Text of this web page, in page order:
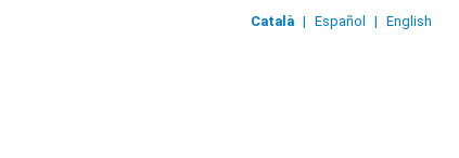
Català | Español | English